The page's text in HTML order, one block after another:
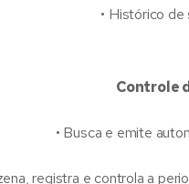
• Histórico de
Controle
• Busca e emite
registra e controla a